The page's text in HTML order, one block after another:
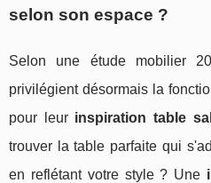
selon son espace ?
Selon une étude mobilier
privilégient désormais la
pour leur inspiration table
trouver la table parfaite qui
en reflétant votre style ? Une